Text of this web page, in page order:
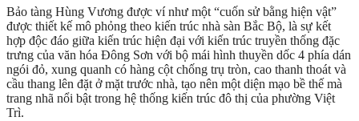
Bảo tàng Hùng Vương được ví như một “cuốn sử bằng hiện vật”
được thiết kế mô phỏng theo kiến trúc nhà sàn Bắc Bộ, là sự kết
hợp độc đáo giữa kiến trúc hiện đại với kiến trúc truyền thống đặc
trưng của văn hóa Đông Sơn với bộ mái hình thuyền dốc 4 phía dán
ngói đỏ, xung quanh có hàng cột chống trụ tròn, cao thanh thoát và
cầu thang lên đặt ở mặt trước nhà, tạo nên một diện mạo bề thế mà
trang nhã nổi bật trong hệ thống kiến trúc đô thị của phường Việt
Trì.